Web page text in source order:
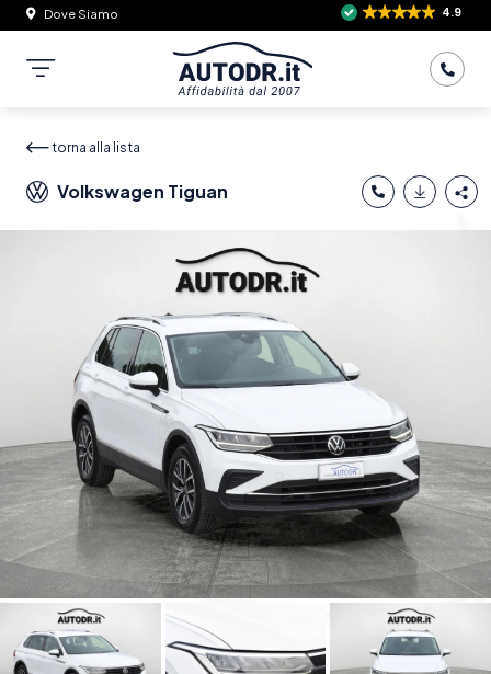
Dove Siamo 4.9
torna alla lista
Volkswagen Tiguan